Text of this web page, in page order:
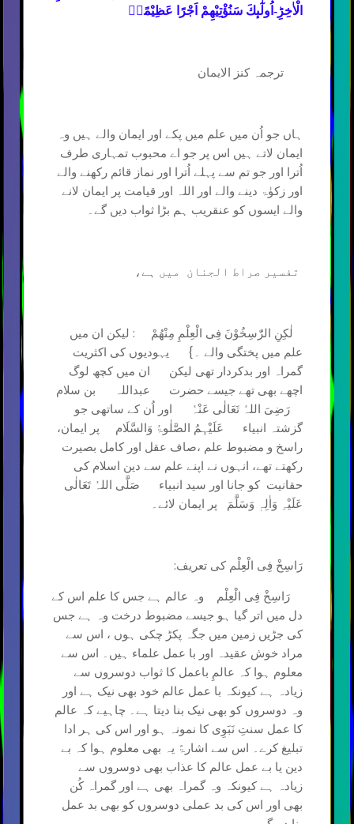
الْاٰخِرِؕ-اُولٰٓىٕكَ سَنُؤْتِیْهِمْ اَجْرًا عَظِیْمًا۠
ترجمہ کنز الایمان
ہاں جو اُن میں علم میں پکے اور ایمان والے ہیں وہ
ایمان لاتے ہیں اس پر جو اے محبوب تمہاری طرف
اُترا اور جو تم سے پہلے اُترا اور نماز قائم رکھنے والے
اور زکوٰۃ دینے والے اور اللہ اور قیامت پر ایمان لانے
والے ایسوں کو عنقریب ہم بڑا ثواب دیں گے۔
تفسیر صراط الجنان میں ہے،
لٰكِنِ الرّٰسِخُوْنَ فِی الْعِلْمِ مِنْهُمْ : لیکن ان میں
علم میں پختگی والے ۔} یہودیوں کی اکثریت
گمراہ اور بدکردار تھی لیکن ان میں کچھ لوگ
اچھے بھی تھے جیسے حضرت عبداللہ بن سلام
رَضِیَ اللہُ تَعَالٰی عَنْہُ اور اُن کے ساتھی جو
گزشتہ انبیاء عَلَیْہِمُ الصَّلٰوۃُ وَالسَّلَام پر ایمان،
راسخ و مضبوط علم ،صاف عقل اور کامل بصیرت
رکھتے تھے، انہوں نے اپنے علم سے دین اسلام کی
حقانیت کو جانا اور سید انبیاء صَلَّی اللہُ تَعَالٰی
عَلَیْہِ وَاٰلِہٖ وَسَلَّمَ پر ایمان لائے۔
رَاسِخْ فِی الْعِلْم کی تعریف:
رَاسِخْ فِی الْعِلْم وہ عالم ہے جس کا علم اس کے
دل میں اتر گیا ہو جیسے مضبوط درخت وہ ہے جس
کی جڑیں زمین میں جگہ پکڑ چکی ہوں ، اس سے
مراد خوش عقیدہ اور با عمل علماء ہیں۔ اس سے
معلوم ہوا کہ عالمِ باعمل کا ثواب دوسروں سے
زیادہ ہے کیونکہ با عمل عالم خود بھی نیک ہے اور
وہ دوسروں کو بھی نیک بنا دیتا ہے۔ چاہیے کہ عالم
کا عمل سنتِ نَبَوِی کا نمونہ ہو اور اس کی ہر ادا
تبلیغ کرے۔ اس سے اشارۃً یہ بھی معلوم ہوا کہ بے
دین یا بے عمل عالم کا عذاب بھی دوسروں سے
زیادہ ہے کیونکہ وہ گمراہ بھی ہے اور گمراہ کُن
بھی اور اس کی بد عملی دوسروں کو بھی بد عمل